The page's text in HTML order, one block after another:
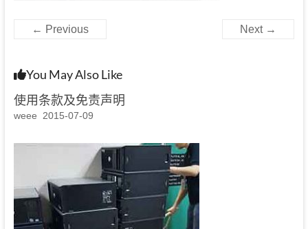
← Previous Next →
You May Also Like
使用条款及免责声明
weee 2015-07-09